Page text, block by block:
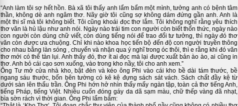
“Anh làm tôi sợ hết hồn. Bà xã tôi thấy anh lẩm bẩm một mình, tưởng anh có bệnh tâm
thần, không dè anh ngâm thơ. Nãy giờ tôi cũng sợ không dám đứng gần anh. Anh là
một thi sĩ mà tôi không biết. Tôi cũng khoái đọc thơ lắm. Tôi không nghĩ rằng yêu thích
thơ văn là hủ lậu như anh nói. Ngày nào trái tim con người còn biết thổn thức, ngày nào
con người còn dùng chữ viết, còn dùng tiếng nói để trao đổi tư tưởng, thì ngày đó thơ
văn còn được ưa chuộng. Chỉ khi nào khoa học tiến bộ đến độ con người truyền thông
cho nhau bằng làn sóng , chuyển và nhận qua ý nghĩ trong óc thôi, thì e rằng khi đó văn
thơ mới có thể tàn lụi. Anh thấy đó, thơ ít ai đọc mà lại được xuất bản ào ào, ai cũng in
thơ. Anh bỏ cái cạo sơn xuống, vào trong kho nầy, tôi cho anh xem.”
Ông Tư mở cửa nhà kho, bật đèn và kéo ông Phi vào cái kho bề dài tám thước, bề
ngang sáu thước, bốn bên tường có kê kệ đựng sách sát vách. Sách chất đầy kệ từ
dưới sàn lên thấu trần. Ông Phi hớn hở nhìn thấy mấy ngàn tập, toàn cả thơ tiếng Anh,
tiếng Pháp, tiếng Việt. Nhiều cuốn đóng gáy da dã sạm màu, chữ thếp vàng đã nhạt,
bìa sờn rách vì thời gian. Ông Phi lẩm bẩm: